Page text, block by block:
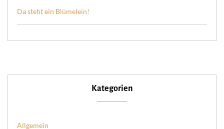
Da steht ein Blümelein!
Kategorien
Allgemein